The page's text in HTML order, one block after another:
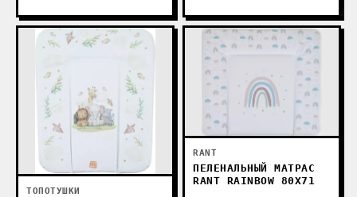
ТОПОТУШКИ
RANT
ПЕЛЕНАЛЬНЫЙ МАТРАС
RANT RAINBOW 80X71